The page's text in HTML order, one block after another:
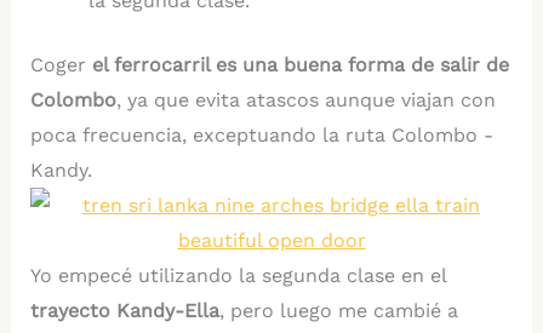
Coger el ferrocarril es una buena forma de salir de
Colombo, ya que evita atascos aunque viajan con
poca frecuencia, exceptuando la ruta Colombo -
Kandy.
Yo empecé utilizando la segunda clase en el
trayecto Kandy-Ella, pero luego me cambié a